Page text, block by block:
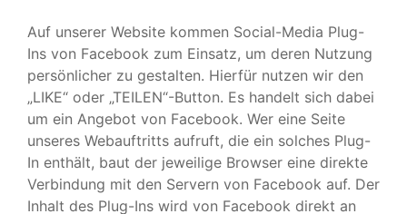
Auf unserer Website kommen Social-Media Plug-
Ins von Facebook zum Einsatz, um deren Nutzung
persönlicher zu gestalten. Hierfür nutzen wir den
„LIKE“ oder „TEILEN“-Button. Es handelt sich dabei
um ein Angebot von Facebook. Wer eine Seite
unseres Webauftritts aufruft, die ein solches Plug-
In enthält, baut der jeweilige Browser eine direkte
Verbindung mit den Servern von Facebook auf. Der
Inhalt des Plug-Ins wird von Facebook direkt an